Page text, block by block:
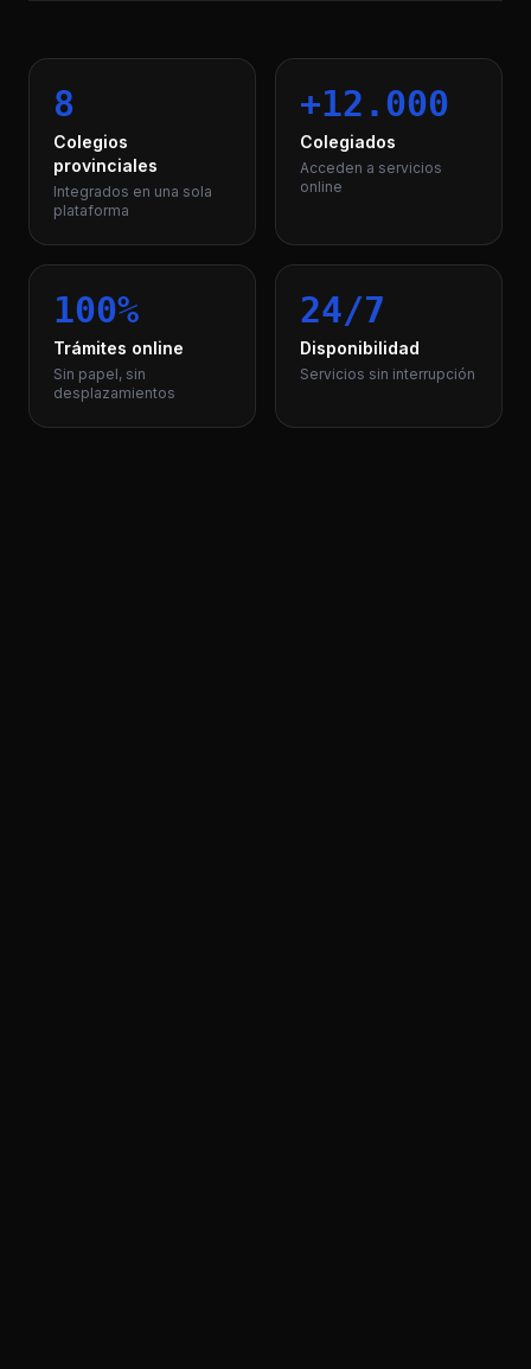
8
Colegios
provinciales
Integrados en una sola
plataforma
+12.000
Colegiados
Acceden a servicios
online
100%
Trámites online
Sin papel, sin
desplazamientos
24/7
Disponibilidad
Servicios sin interrupción